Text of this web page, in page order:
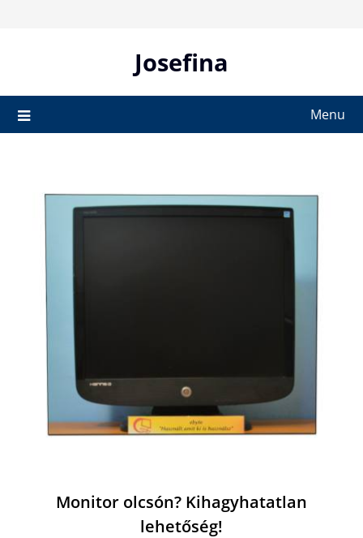
Josefina
Menu
Monitor olcsón? Kihagyhatatlan
lehetőség!